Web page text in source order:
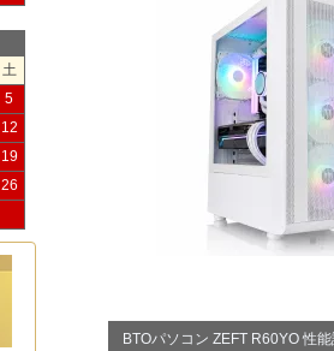
BTOパソコン ZEFT R60YO 性
土
5
12
19
26